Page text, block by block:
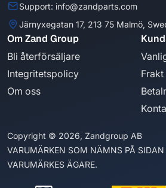
Support: info@zandparts.com
Järnyxegatan 17, 213 75 Malmö,
Om Zand Group
Bli återförsäljare
Integritetspolicy
Om oss
Copyright © 2026, Zandgroup AB
VARUMÄRKEN SOM NÄMNS PÅ SIDAN
VARUMÄRKES ÄGARE.